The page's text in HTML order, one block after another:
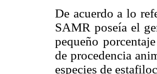
De acuerdo a lo
SAMR poseía el
pequeño
de procedencia
especies de